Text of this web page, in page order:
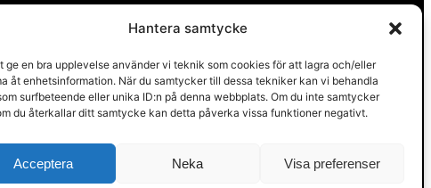
Hantera samtycke
ge en bra upplevelse använder vi teknik som cookies för att lagra och/eller
åt enhetsinformation. När du samtycker till dessa tekniker kan vi behandla
surfbeteende eller unika ID:n på denna webbplats. Om du inte samtycker
du återkallar ditt samtycke kan detta påverka vissa funktioner negativt.
Acceptera Neka Visa preferenser